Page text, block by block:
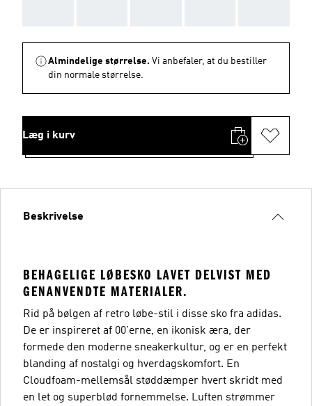
Almindelige størrelse. Vi anbefaler, at du bestiller
din normale størrelse.
Læg i kurv
Beskrivelse
BEHAGELIGE LØBESKO LAVET DELVIST MED
GENANVENDTE MATERIALER.
Rid på bølgen af retro løbe-stil i disse sko fra adidas.
De er inspireret af 00'erne, en ikonisk æra, der
formede den moderne sneakerkultur, og er en perfekt
blanding af nostalgi og hverdagskomfort. En
Cloudfoam-mellemsål støddæmper hvert skridt med
en let og superblød fornemmelse. Luften strømmer